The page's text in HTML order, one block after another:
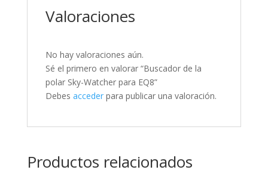
Valoraciones
No hay valoraciones aún.
Sé el primero en valorar “Buscador de la
polar Sky-Watcher para EQ8”
Debes accederpara publicar una valoración.
Productos relacionados